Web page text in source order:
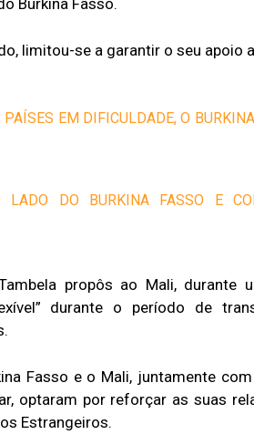
limitou-se a garantir o seu apoio
PAÍSES EM DIFICULDADE, O
LADO DO BURKINA FASSO E
propôs ao Mali, durante
durante o período de
Fasso e o Mali, juntamente
optaram por reforçar as suas
Estrangeiros.